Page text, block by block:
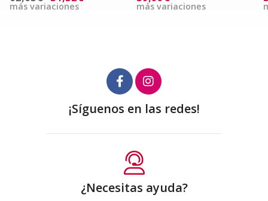
más variaciones más variaciones
¡Síguenos en las redes!
¿Necesitas ayuda?